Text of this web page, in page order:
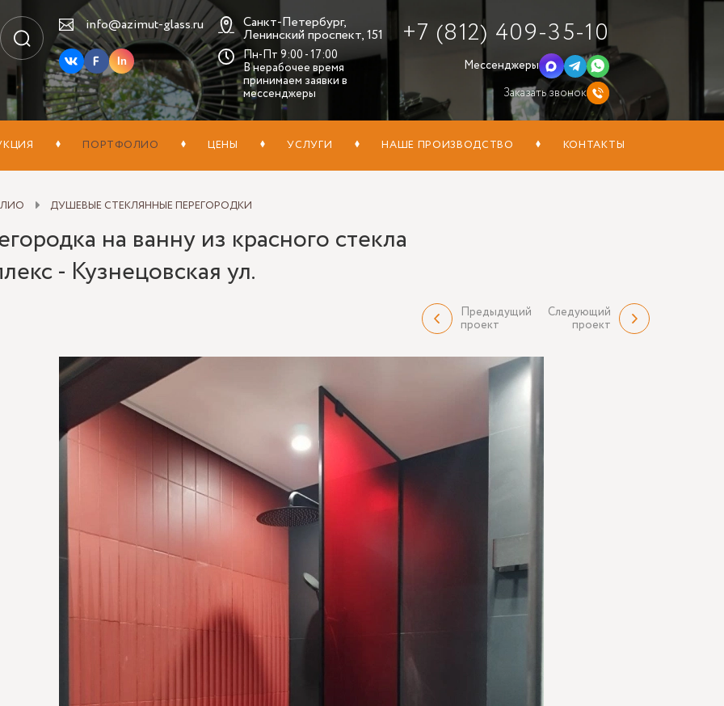
info@azimut-glass.ru
In
Санкт-Петербург,
Ленинский проспект, 151
Пн-Пт 9:00 - 17:00
В нерабочее время
принимаем заявки в
мессенджеры
+7 (812) 409-35-10
Мессенджеры
Заказать звонок
ПОРТФОЛИО ЦЕНЫ УСЛУГИ НАШЕ ПРОИЗВОДСТВО КОНТАКТЫ
ДУШЕВЫЕ СТЕКЛЯННЫЕ ПЕРЕГОРОДКИ
на ванну из красного стекла
- Кузнецовская ул.
Предыдущий
проект
Следующий
проект